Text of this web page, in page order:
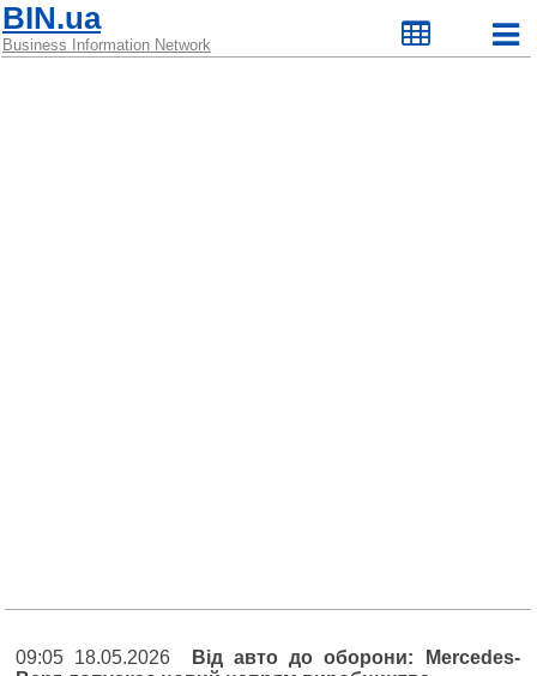
BIN.ua
Business Information Network
09:05 18.05.2026
Від авто до оборони: Mercedes-